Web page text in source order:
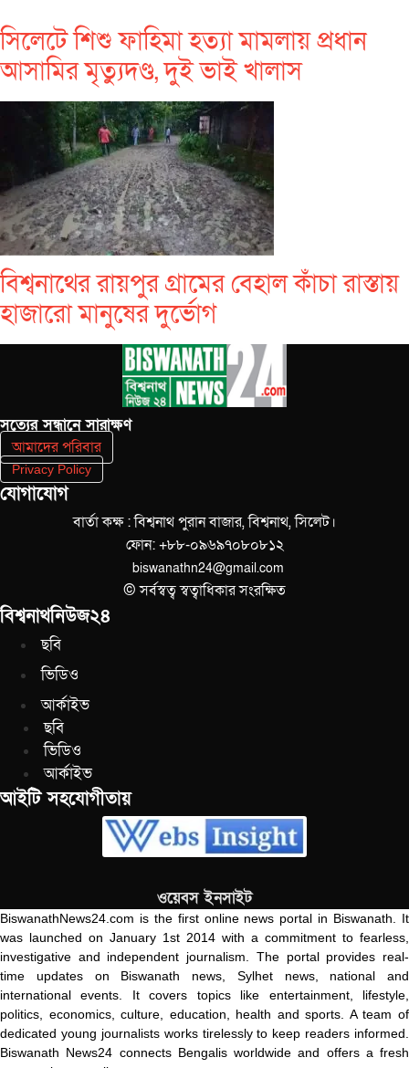
সিলেটে শিশু ফাহিমা হত্যা মামলায় প্রধান
আসামির মৃত্যুদণ্ড, দুই ভাই খালাস
বিশ্বনাথের রায়পুর গ্রামের বেহাল কাঁচা রাস্তায়
হাজারো মানুষের দুর্ভোগ
সত‌্যের সন্ধানে সারাক্ষণ
আমাদের পরিবার
Privacy Policy
যোগাযোগ
বার্তা কক্ষ : বিশ্বনাথ পুরান বাজার, বিশ্বনাথ, সিলেট।
ফোন: +৮৮-০৯৬৯৭০৮০৮১২
biswanathn24@gmail.com
© সর্বস্বত্ব স্বত্বাধিকার সংরক্ষিত
বিশ্বনাথনিউজ২৪
ছবি
ভিডিও
আর্কাইভ
ছবি
ভিডিও
আর্কাইভ
আইটি সহযোগীতায়
ওয়েবস ইনসাইট
BiswanathNews24.com is the first online news portal in Biswanath. It
was launched on January 1st 2014 with a commitment to fearless,
investigative and independent journalism. The portal provides real-
time updates on Biswanath news, Sylhet news, national and
international events. It covers topics like entertainment, lifestyle,
politics, economics, culture, education, health and sports. A team of
dedicated young journalists works tirelessly to keep readers informed.
Biswanath News24 connects Bengalis worldwide and offers a fresh